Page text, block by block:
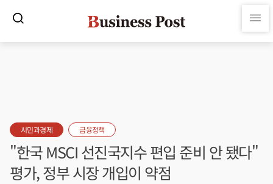
시민과경제 금융정책
"한국 MSCI 선진국지수 편입 준비 안 됐다"
평가, 정부 시장 개입이 약점